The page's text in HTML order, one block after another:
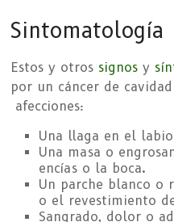
Sintomatología
Estos y otros signos y
por un cáncer de
afecciones:
Una llaga en el
Una masa o
encías o la boca.
Un parche blanco o
o el revestimiento
Sangrado, dolor o